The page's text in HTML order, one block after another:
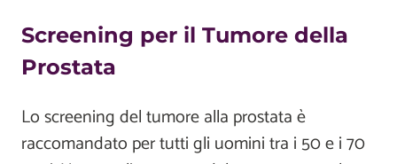
Screening per il Tumore della
Prostata
Lo screening del tumore alla prostata è
raccomandato per tutti gli uomini tra i 50 e i 70